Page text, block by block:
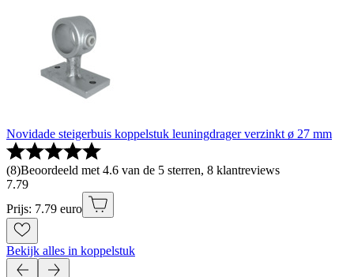
Novidade steigerbuis koppelstuk leuningdrager verzinkt ø 27 mm
(8)Beoordeeld met 4.6 van de 5 sterren, 8 klantreviews
7.79
Prijs: 7.79 euro
Bekijk alles in koppelstuk